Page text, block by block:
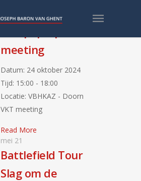
aug 15
meeting
Datum: 24 oktober 2024
Tijd: 15:00 - 18:00
Locatie: VBHKAZ - Doorn
VKT meeting
Read More
mei 21
Battlefield Tour
Slag om de